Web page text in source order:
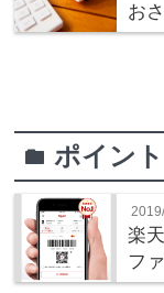
お
folderポイント
楽
フ